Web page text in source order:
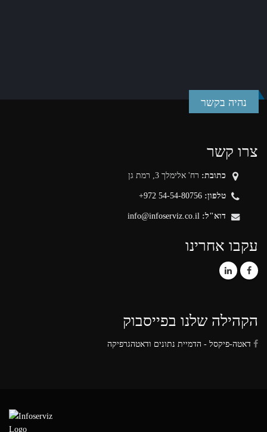
נהיה בקשר
צרו קשר
כתובת: רח' אלימלך 3, רמת גן
טלפון: +972 54-54-80756
דוא"ל: info@infoserviz.co.il
עקבו אחרינו
הקהילה שלנו בפייסבוק
דאטה-פיקסל - הדמיית נתונים ודאטהגרפיקה‏